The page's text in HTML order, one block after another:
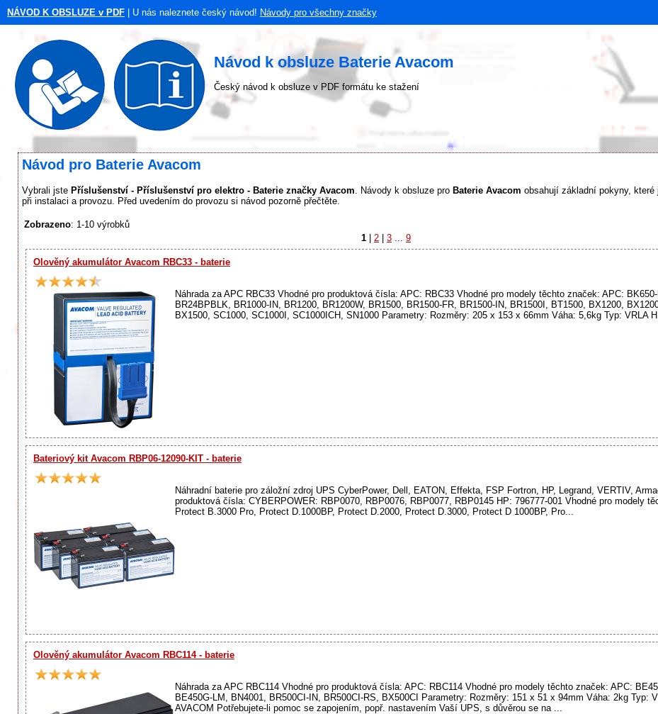
NÁVOD K OBSLUZE v PDF | U nás naleznete český návod! Návody pro všechny značky
Návod k obsluze Baterie Avacom
Český návod k obsluze v PDF formátu ke stažení
Návod pro Baterie Avacom
Vybrali jste Příslušenství - Příslušenství pro elektro - Baterie značky Avacom . Návody k obsluze pro Baterie Avacom obsahují základní pokyny, které
při instalaci a provozu. Před uvedením do provozu si návod pozorně přečtěte.
Zobrazeno: 1-10 výrobků
1 | 2 | 3 9
Olověný akumulátor Avacom RBC33 - baterie
Náhrada za APC RBC33 Vhodné pro produktová čísla: APC: RBC33 Vhodné pro modely těchto značek: APC: BK650-
BR24BPBLK, BR1000-IN, BR1200, BR1200W, BR1500, BR1500-FR, BR1500-IN, BR1500I, BT1500, BX1200,
BX1500, SC1000, SC1000I, SC1000ICH, SN1000 Parametry: Rozměry: 205 x 153 x 66mm Váha: 5,6kg Typ: VRLA
Bateriový kit Avacom RBP06-12090-KIT - baterie
Náhradní baterie pro záložní zdroj UPS CyberPower, Dell, EATON, Effekta, FSP Fortron, HP, Legrand, VERTIV,
produktová čísla: CYBERPOWER: RBP0070, RBP0076, RBP0077, RBP0145 HP: 796777-001 Vhodné pro modely
Protect B.3000 Pro, Protect D.1000BP, Protect D.2000, Protect D.3000, Protect D 1000BP, Pro...
Olověný akumulátor Avacom RBC114 - baterie
Náhrada za APC RBC114 Vhodné pro produktová čísla: APC: RBC114 Vhodné pro modely těchto značek: APC:
BE450G-LM, BN4001, BR500CI-IN, BR500CI-RS, BX500CI Parametry: Rozměry: 151 x 51 x 94mm Váha: 2kg Typ:
AVACOM Potřebujete-li pomoc se zapojením, popř. nastavením Vaší UPS, s důvěrou se na ...